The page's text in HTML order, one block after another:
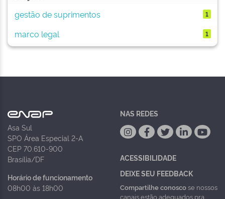
gestão de suprimentos
1
marco legal 1
Asa Sul
SPO Área Especial 2-A
CEP 70.610-900
Brasília/DF
Horário de funcionamento
08h00 às 18h00
NAS REDES
ACESSIBILIDADE
DEIXE SEU FEEDBACK
Compartilhe conoscose nossos
canais estão adequados pra